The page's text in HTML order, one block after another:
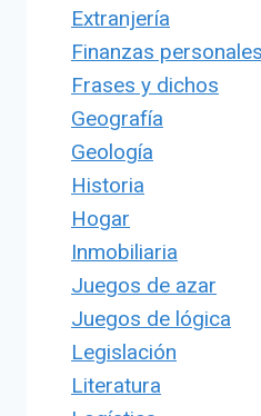
Extranjería
Finanzas personales
Frases y dichos
Geografía
Geología
Historia
Hogar
Inmobiliaria
Juegos de azar
Juegos de lógica
Legislación
Literatura